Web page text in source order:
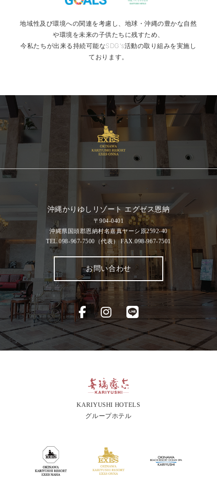
地域性及び環境への関連を考慮し、地球・沖縄の豊かな自然
や環境を未来の子供たちに残すため、
今私たちが出来る持続可能なSDG's活動の取り組みを実施し
ております。
沖縄かりゆしリゾート エグゼス恩納
〒904-0401
沖縄県国頭郡恩納村名嘉真ヤーシ原2592-40
TEL.098-967-7500 （代表）FAX.098-967-7501
お問い合わせ
KARIYUSHI HOTELS
グループホテル